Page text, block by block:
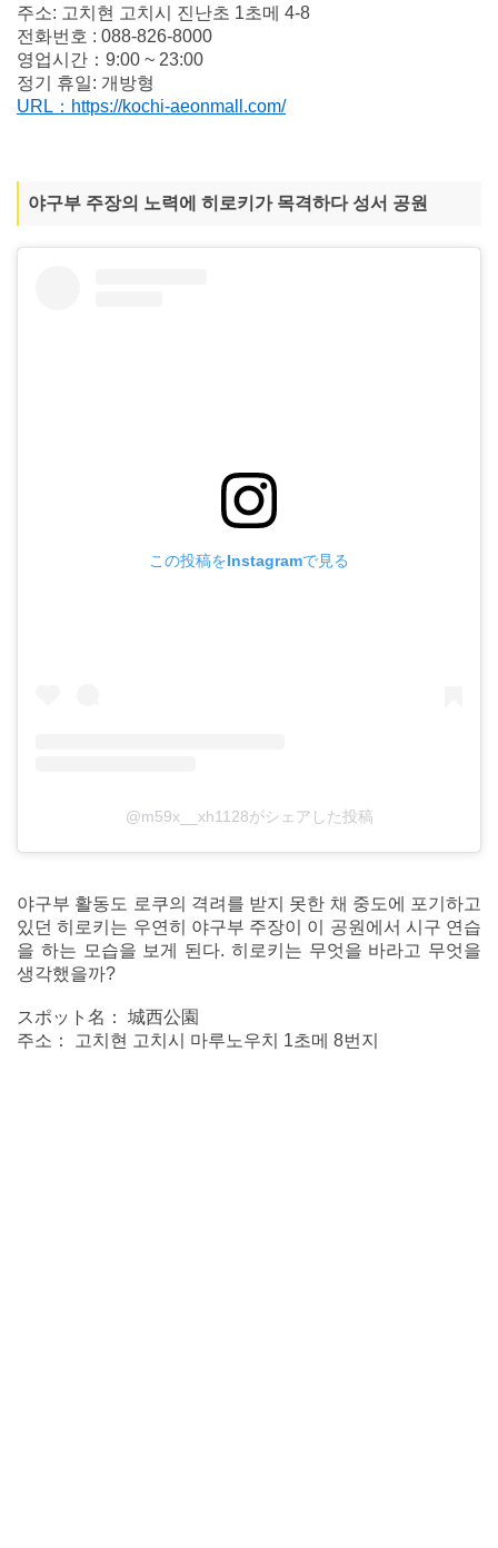
주소: 고치현 고치시 진난초 1초메 4-8
전화번호 : 088-826-8000
영업시간：9:00 ~ 23:00
정기 휴일: 개방형
URL：https://kochi-aeonmall.com/
야구부 주장의 노력에 히로키가 목격하다 성서 공원
この投稿をInstagramで見る
@m59x__xh1128がシェアした投稿
야구부 활동도 로쿠의 격려를 받지 못한 채 중도에 포기하고
있던 히로키는 우연히 야구부 주장이 이 공원에서 시구 연습
을 하는 모습을 보게 된다. 히로키는 무엇을 바라고 무엇을
생각했을까?
スポット名： 城西公園
주소： 고치현 고치시 마루노우치 1초메 8번지